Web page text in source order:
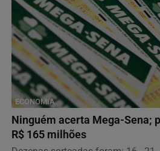
ECONOMIA
Ninguém acerta Mega-Sena;
R$ 165 milhões